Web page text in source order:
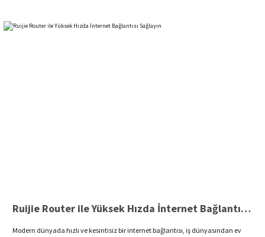
Ruijie Router ile Yüksek Hızda İnternet Bağlantısı Sağlayın
Modern dünyada hızlı ve kesintisiz bir internet bağlantısı, iş dünyasından ev